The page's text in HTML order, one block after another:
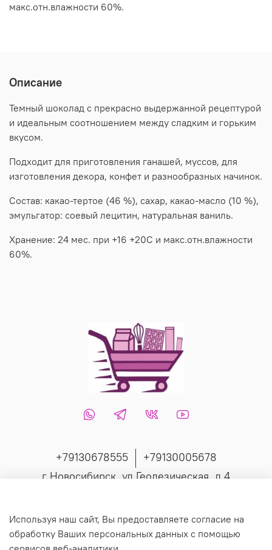
макс.отн.влажности 60%.
Описание
Темный шоколад с прекрасно выдержанной рецептурой
и идеальным соотношением между сладким и горьким
вкусом.
Подходит для приготовления ганашей, муссов, для
изготовления декора, конфет и разнообразных начинок.
Состав: какао-тертое (46 %), сахар, какао-масло (10 %),
эмульгатор: соевый лецитин, натуральная ваниль.
Хранение: 24 мес. при +16 +20С и макс.отн.влажности
60%.
+79130678555
+79130005678
г Новосибирск, ул Геодезическая, д 4
Используя наш сайт, Вы предоставляете согласие на
обработку Ваших персональных данных с помощью